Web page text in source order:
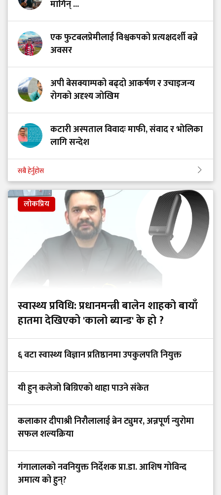
मागिन् ...
एक फुटबलप्रेमीलाई विश्वकपको प्रत्यक्षदर्शी बन्ने
अवसर
अपी बेसक्याम्पको बढ्दो आकर्षण र उचाइजन्य
रोगको अदृश्य जोखिम
कटारी अस्पताल विवादः माफी, संवाद र भोलिका
लागि सन्देश
सबै हेर्नुहोस
लोकप्रिय
स्वास्थ्य प्रविधि: प्रधानमन्त्री बालेन शाहको बायाँ
हातमा देखिएको 'कालो ब्यान्ड' के हो ?
६ वटा स्वास्थ्य विज्ञान प्रतिष्ठानमा उपकुलपति नियुक्त
यी हुन् कलेजो बिग्रिएको थाहा पाउने संकेत
कलाकार दीपाश्री निरौलालाई ब्रेन ट्युमर, अन्नपूर्ण न्युरोमा
सफल शल्यक्रिया
गंगालालको नवनियुक्त निर्देशक प्रा.डा. आशिष गोविन्द
अमात्य को हुन्?